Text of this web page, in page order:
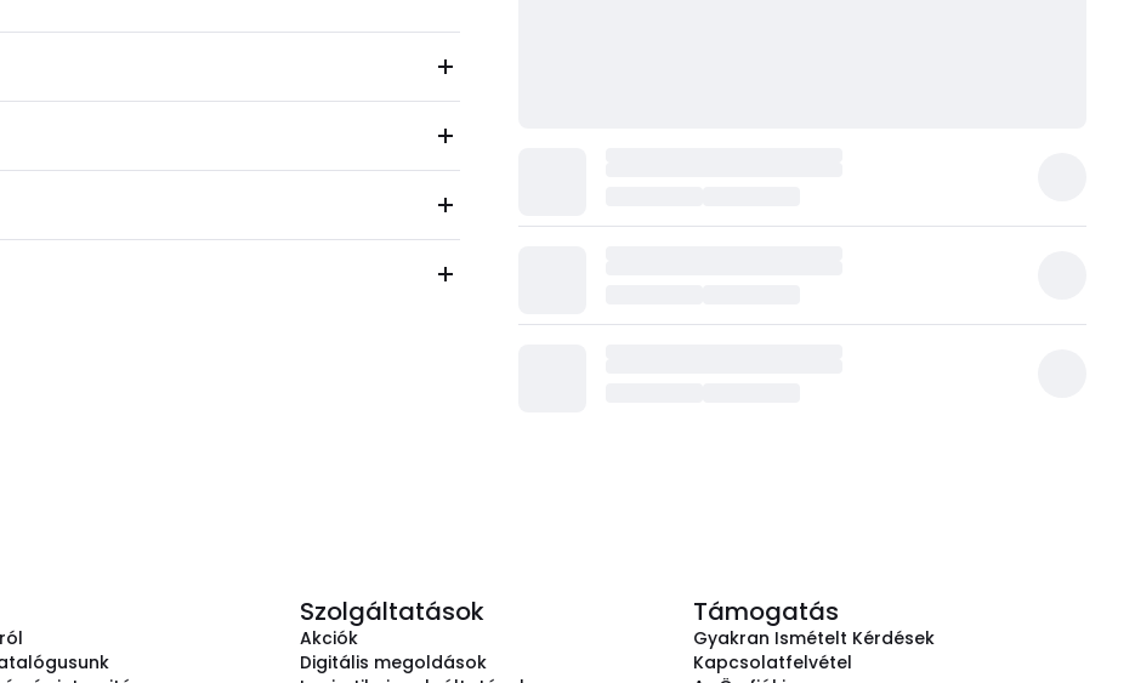
Szolgáltatások
Akciók
Digitális megoldások
Támogatás
Gyakran Ismételt Kérdések
Kapcsolatfelvétel